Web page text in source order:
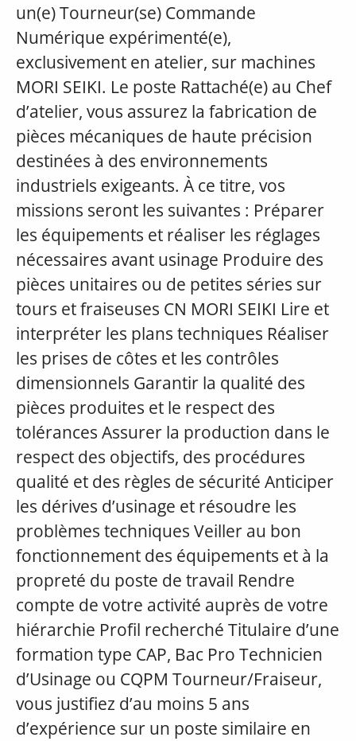
un(e) Tourneur(se) Commande
Numérique expérimenté(e),
exclusivement en atelier, sur machines
MORI SEIKI. Le poste Rattaché(e) au Chef
d’atelier, vous assurez la fabrication de
pièces mécaniques de haute précision
destinées à des environnements
industriels exigeants. À ce titre, vos
missions seront les suivantes : Préparer
les équipements et réaliser les réglages
nécessaires avant usinage Produire des
pièces unitaires ou de petites séries sur
tours et fraiseuses CN MORI SEIKI Lire et
interpréter les plans techniques Réaliser
les prises de côtes et les contrôles
dimensionnels Garantir la qualité des
pièces produites et le respect des
tolérances Assurer la production dans le
respect des objectifs, des procédures
qualité et des règles de sécurité Anticiper
les dérives d’usinage et résoudre les
problèmes techniques Veiller au bon
fonctionnement des équipements et à la
propreté du poste de travail Rendre
compte de votre activité auprès de votre
hiérarchie Profil recherché Titulaire d’une
formation type CAP, Bac Pro Technicien
d’Usinage ou CQPM Tourneur/Fraiseur,
vous justifiez d’au moins 5 ans
d’expérience sur un poste similaire en